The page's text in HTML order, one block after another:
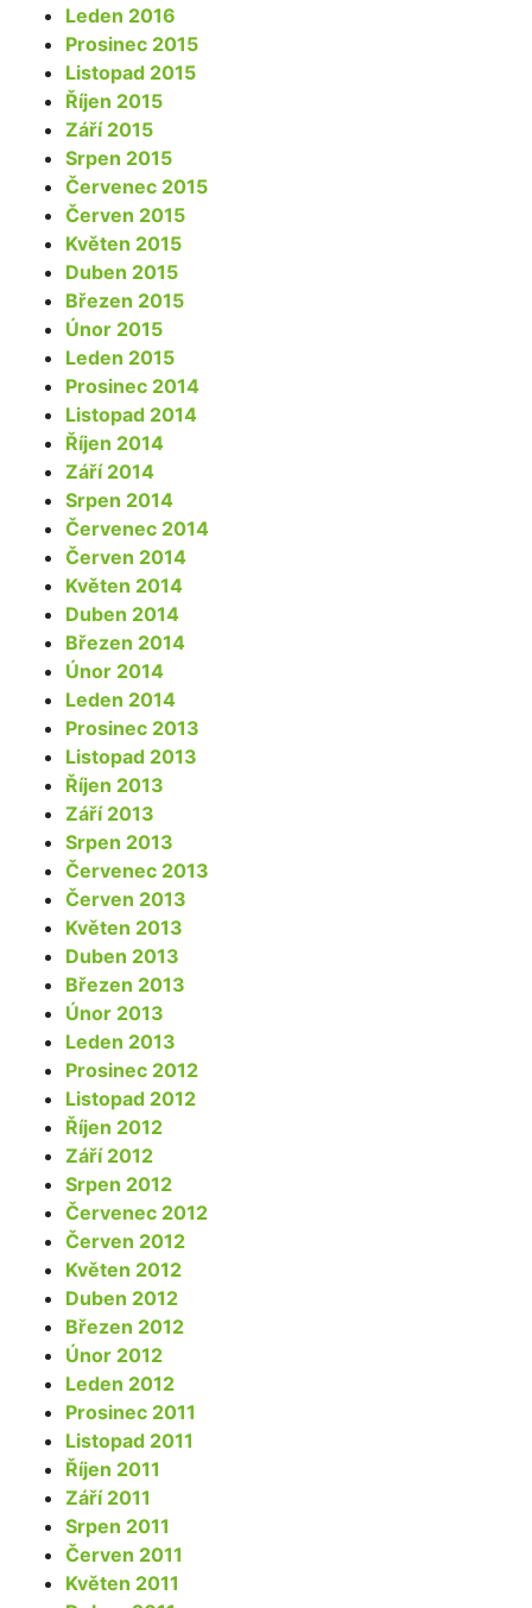
Leden 2016
Prosinec 2015
Listopad 2015
Říjen 2015
Září 2015
Srpen 2015
Červenec 2015
Červen 2015
Květen 2015
Duben 2015
Březen 2015
Únor 2015
Leden 2015
Prosinec 2014
Listopad 2014
Říjen 2014
Září 2014
Srpen 2014
Červenec 2014
Červen 2014
Květen 2014
Duben 2014
Březen 2014
Únor 2014
Leden 2014
Prosinec 2013
Listopad 2013
Říjen 2013
Září 2013
Srpen 2013
Červenec 2013
Červen 2013
Květen 2013
Duben 2013
Březen 2013
Únor 2013
Leden 2013
Prosinec 2012
Listopad 2012
Říjen 2012
Září 2012
Srpen 2012
Červenec 2012
Červen 2012
Květen 2012
Duben 2012
Březen 2012
Únor 2012
Leden 2012
Prosinec 2011
Listopad 2011
Říjen 2011
Září 2011
Srpen 2011
Červen 2011
Květen 2011